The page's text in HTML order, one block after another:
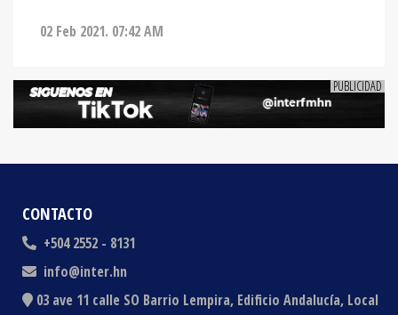
02 Feb 2021. 07:42 AM
CONTACTO
+504 2552 - 8131
info@inter.hn
03 ave 11 calle SO Barrio Lempira, Edificio Andalucía, Local